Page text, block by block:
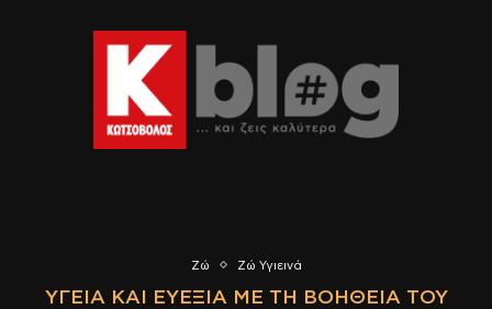
Ζώ Ζώ Υγιεινά
ΥΓΕΊΑ ΚΑΙ ΕΥΕΞΊΑ ΜΕ ΤΗ ΒΟΉΘΕΙΑ ΤΟΥ